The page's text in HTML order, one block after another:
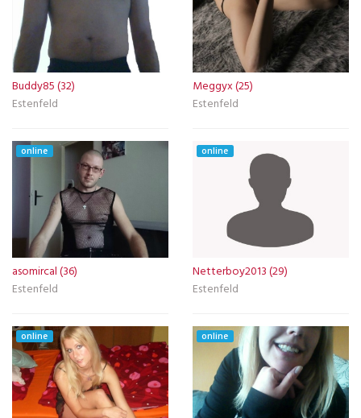
Buddy85 (32)
Estenfeld
Meggyx (25)
Estenfeld
online
asomircal (36)
Estenfeld
online
Netterboy2013 (29)
Estenfeld
online online